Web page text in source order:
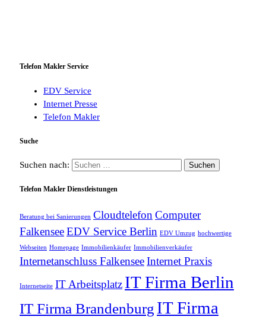
Telefon Makler Service
EDV Service
Internet Presse
Telefon Makler
Suche
Suchen nach:
Telefon Makler Dienstleistungen
Beratung bei Sanierungen Cloudtelefon Computer
FalkenseeEDV Service Berlin EDV Umzug hochwertige
Webseiten Homepage Immobilienkäufer Immobilienverkäufer
Internetanschluss FalkenseeInternet Praxis
Internetseite IT Arbeitsplatz IT Firma Berlin
IT Firma Brandenburg IT Firma